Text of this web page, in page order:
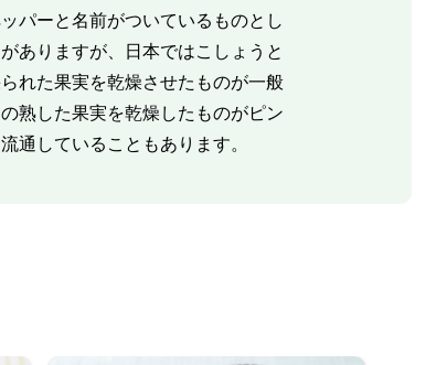
パーと名前がついているものとし
ありますが、日本ではこしょうと
れた果実を乾燥させたものが一般
熟した果実を乾燥したものがピン
通していることもあります。